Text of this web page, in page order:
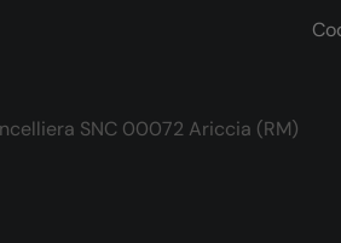
SNC 00072 Ariccia (RM)